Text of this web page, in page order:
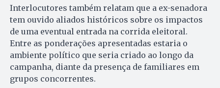
Interlocutores também relatam que a ex-senadora
tem ouvido aliados históricos sobre os impactos
de uma eventual entrada na corrida eleitoral.
Entre as ponderações apresentadas estaria o
ambiente político que seria criado ao longo da
campanha, diante da presença de familiares em
grupos concorrentes.